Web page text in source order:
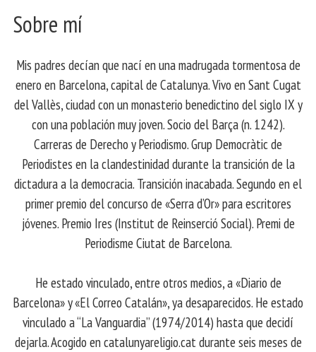
Sobre mí
Mis padres decían que nací en una madrugada tormentosa de
enero en Barcelona, ​​capital de Catalunya. Vivo en Sant Cugat
del Vallès, ciudad con un monasterio benedictino del siglo IX y
con una población muy joven. Socio del Barça (n. 1242).
Carreras de Derecho y Periodismo. Grup Democràtic de
Periodistes en la clandestinidad durante la transición de la
dictadura a la democracia. Transición inacabada. Segundo en el
primer premio del concurso de «Serra d’Or» para escritores
jóvenes. Premio Ires (Institut de Reinserció Social). Premi de
Periodisme Ciutat de Barcelona.
He estado vinculado, entre otros medios, a «Diario de
Barcelona» y «El Correo Catalán», ya desaparecidos. He estado
vinculado a “La Vanguardia” (1974/2014) hasta que decidí
dejarla. Acogido en catalunyareligio.cat durante seis meses de